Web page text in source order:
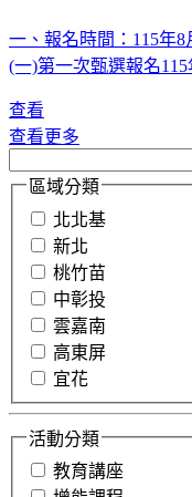
一、報名時間：115
(一)第一次甄選報名115
查看
查看更多
區域分類
北北基
新北
桃竹苗
中彰投
雲嘉南
高東屏
宜花
活動分類
教育講座